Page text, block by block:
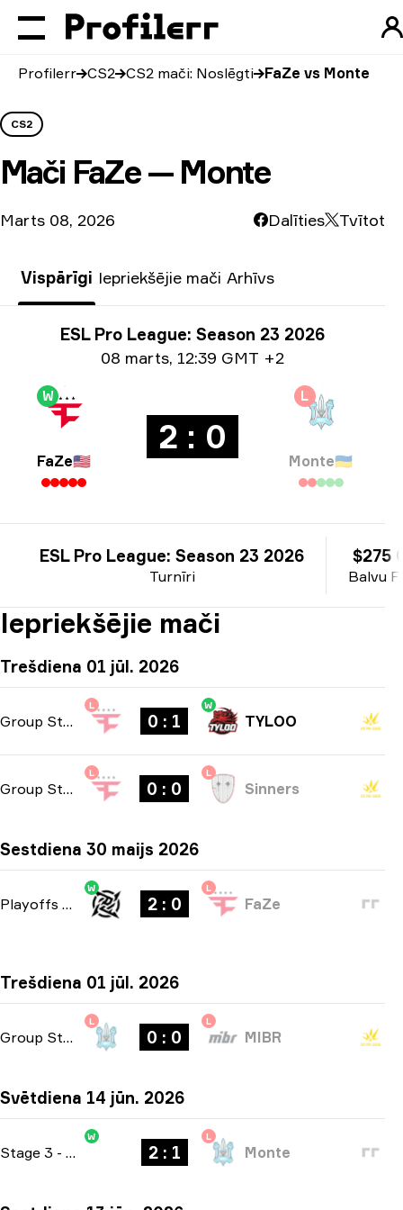
Profilerr CS2 CS2 mači: Noslēgti FaZe vs Monte
CS2
Mači FaZe — Monte
Marts 08, 2026 Dalīties Tvītot
Vispārīgi Iepriekšējie mači Arhīvs
Turnīra infoESL Pro League: Season 23 2026
Informācija par datumu
08 marts, 12:39 GMT +2
W
FaZe🇺🇸
2 : 0
L
Monte🇺🇦
Turnīri
ESL Pro League: Season 23 2026
Balvu
$275
Iepriekšējie mači
Trešdiena 01 jūl. 2026
Group Stage -bo1
L
0 : 1
W
TYLOO
Group Stage -bo1
L
0 : 0
L
Sinners
Sestdiena 30 maijs 2026
Playoffs bo3
W
2 : 0
L
FaZe
Trešdiena 01 jūl. 2026
Group Stage -bo1
L
0 : 0
L
MIBR
Svētdiena 14 jūn. 2026
Stage 3 - bo3
W
2 : 1
L
Monte